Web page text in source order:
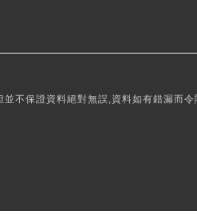
不保證資料絕對無誤,資料如有錯漏而令